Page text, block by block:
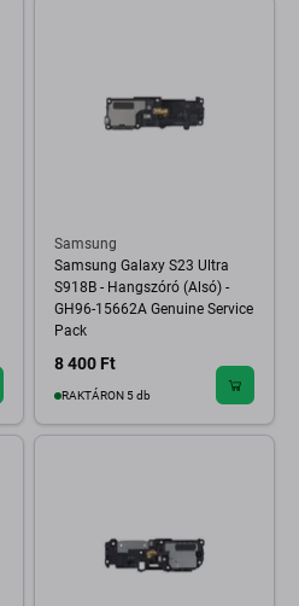
Samsung
Samsung Galaxy S23 Ultra
S918B - Hangszóró (Alsó) -
GH96-15662A Genuine Service
Pack
8 400 Ft
RAKTÁRON 5 db